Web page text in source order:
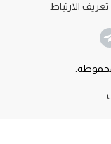
الارتباط